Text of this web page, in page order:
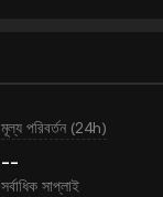
মূল্য পরিবর্তন (24h)
--
সর্বাধিক সাপ্লাই